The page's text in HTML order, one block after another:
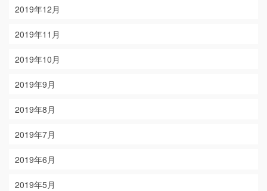
2019年12月
2019年11月
2019年10月
2019年9月
2019年8月
2019年7月
2019年6月
2019年5月